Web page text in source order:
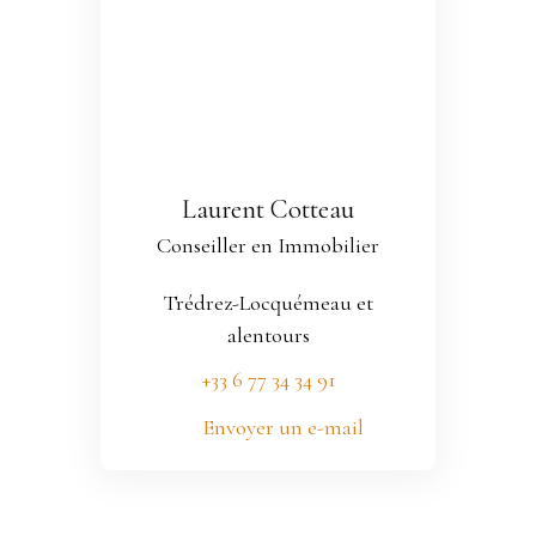
Laurent Cotteau
Conseiller en Immobilier
Trédrez-Locquémeau et
alentours
+33 6 77 34 34 91
Envoyer un e-mail